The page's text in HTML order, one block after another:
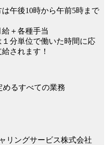
午後10時から午前5時まで
＋各種手当
分単位で働いた時間に応
されます！
るすべての業務